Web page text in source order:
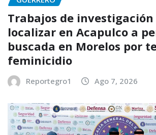
Trabajos de
localizar en Acapulco a
buscada en Morelos por
feminicidio
Reportegro1 Ago 7, 2026